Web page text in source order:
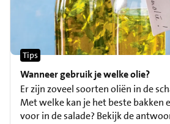
Wanneer gebruik je welke olie?
Tips
Er zijn zoveel soorten oliën in de
Met welke kan je het beste bakken
voor in de salade? Bekijk de